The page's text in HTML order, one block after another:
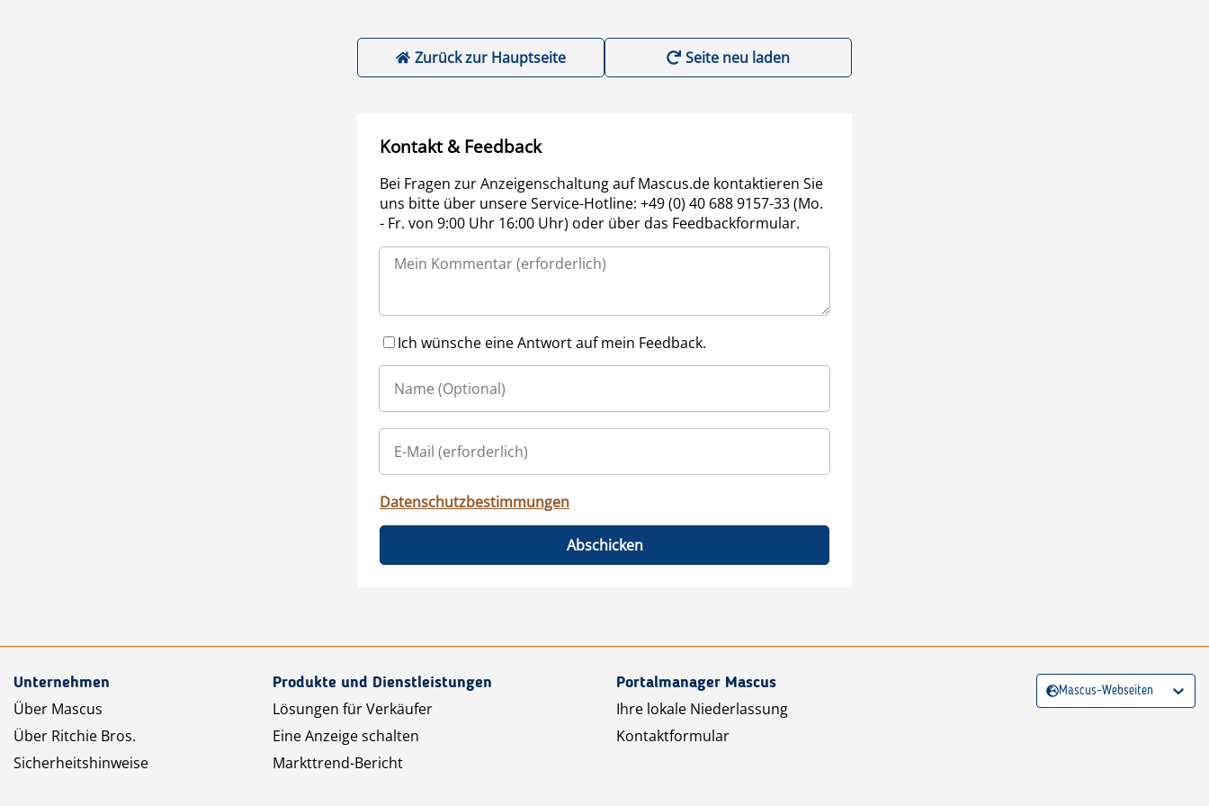
Zurück zur Hauptseite Seite neu laden
Kontakt & Feedback
Bei Fragen zur Anzeigenschaltung auf Mascus.de kontaktieren Sie
uns bitte über unsere Service-Hotline: +49 (0) 40 688 9157-33 (Mo.
- Fr. von 9:00 Uhr 16:00 Uhr) oder über das Feedbackformular.
Ich wünsche eine Antwort auf mein Feedback.
Datenschutzbestimmungen
Abschicken
Unternehmen
Über Mascus
Über Ritchie Bros.
Sicherheitshinweise
Produkte und Dienstleistungen
Lösungen für Verkäufer
Eine Anzeige schalten
Markttrend-Bericht
Portalmanager Mascus
Ihre lokale Niederlassung
Kontaktformular
Mascus-Webseiten